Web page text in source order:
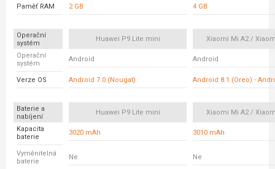
Paměť RAM 2 GB 4 GB
Operační
systém
Huawei P9 Lite mini Xiaomi Mi A2 /
Operační
systém
Android Android
Verze OS Android 7.0 (Nougat) Android 8.1 (Oreo) -
Baterie a
nabíjení
Huawei P9 Lite mini Xiaomi Mi A2 /
Kapacita
baterie
3020 mAh 3010 mAh
Vyměnitelná
baterie
Ne Ne